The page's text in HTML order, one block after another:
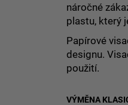
náročné
plastu, který
Papírové
designu.
použití.
VÝMĚNA